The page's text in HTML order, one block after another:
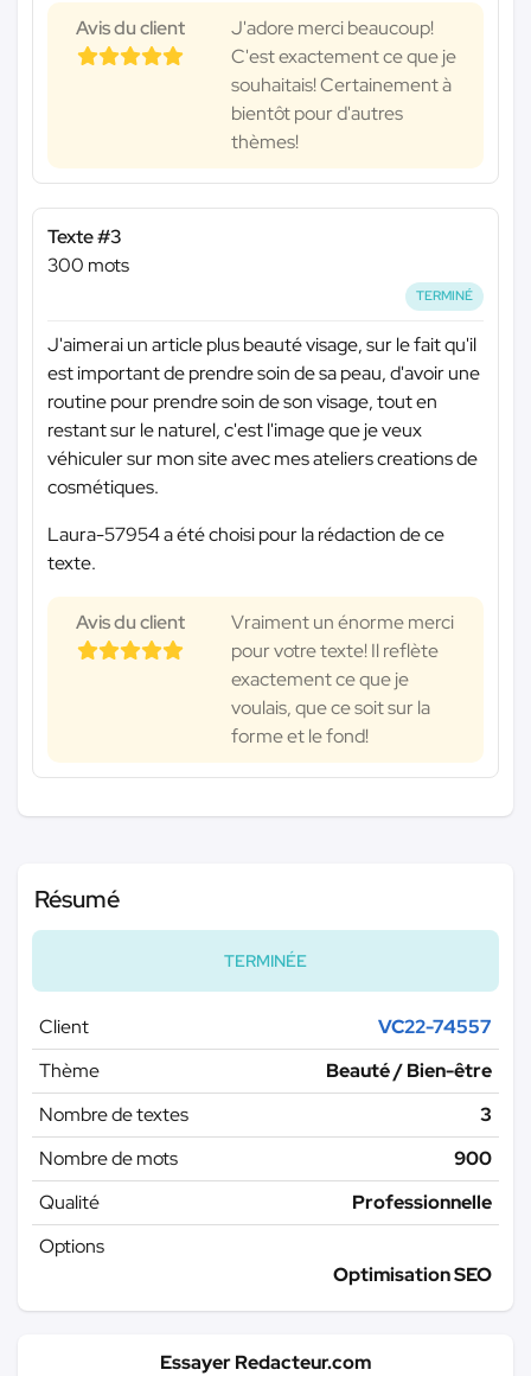
Avis du client
J'adore merci beaucoup!
C'est exactement ce que je
souhaitais! Certainement à
bientôt pour d'autres
thèmes!
Texte #3
300 mots
TERMINÉ
J'aimerai un article plus beauté visage, sur le fait qu'il
est important de prendre soin de sa peau, d'avoir une
routine pour prendre soin de son visage, tout en
restant sur le naturel, c'est l'image que je veux
véhiculer sur mon site avec mes ateliers creations de
cosmétiques.
Laura-57954 a été choisi pour la rédaction de ce
texte.
Avis du client
Vraiment un énorme merci
pour votre texte! Il reflète
exactement ce que je
voulais, que ce soit sur la
forme et le fond!
Résumé
TERMINÉE
Client
VC22-74557
Thème
Beauté / Bien-être
Nombre de textes
3
Nombre de mots
900
Qualité
Professionnelle
Options
Optimisation SEO
Essayer Redacteur.com